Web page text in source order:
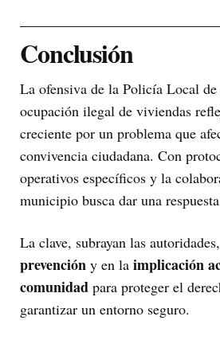
Conclusión
La ofensiva de la Policía Local
ocupación ilegal de viviendas
creciente por un problema que
convivencia ciudadana. Con
operativos específicos y la
municipio busca dar una
La clave, subrayan las
prevención y en la implicación
comunidad para proteger el
garantizar un entorno seguro.